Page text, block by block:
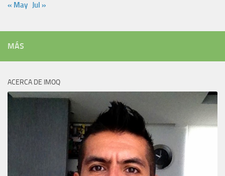
« May Jul »
MÁS
ACERCA DE IMOQ